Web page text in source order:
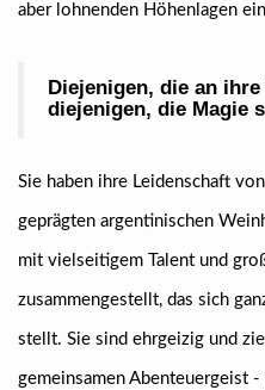
aber lohnenden Höhenlagen
Diejenigen, die an
diejenigen, die Magie
Sie haben ihre Leidenschaft
geprägten argentinischen
mit vielseitigem Talent und
zusammengestellt, das sich
stellt. Sie sind ehrgeizig und
gemeinsamen Abenteuergeist